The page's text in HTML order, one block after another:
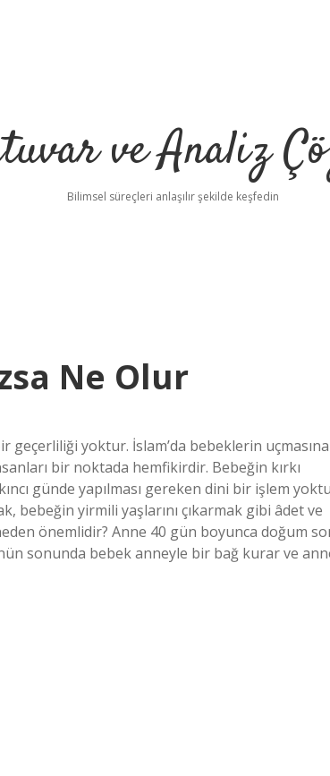
ve Analiz
Bilimsel süreçleri anlaşılır şekilde keşfedin
Ne Olur
geçerliliği yoktur. İslam’da bebeklerin
bir noktada hemfikirdir. Bebeğin kırkı
günde yapılması gereken dini bir işlem
bebeğin yirmili yaşlarını çıkarmak gibi âdet ve
önemlidir? Anne 40 gün boyunca doğum
sonunda bebek anneyle bir bağ kurar ve